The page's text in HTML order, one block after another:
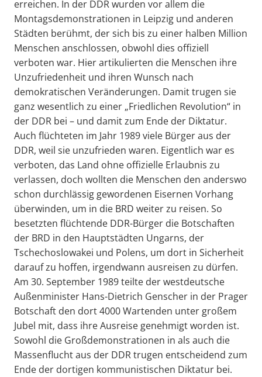
erreichen. In der DDR wurden vor allem die
Montagsdemonstrationen in Leipzig und anderen
Städten berühmt, der sich bis zu einer halben Million
Menschen anschlossen, obwohl dies offiziell
verboten war. Hier artikulierten die Menschen ihre
Unzufriedenheit und ihren Wunsch nach
demokratischen Veränderungen. Damit trugen sie
ganz wesentlich zu einer „Friedlichen Revolution“ in
der DDR bei – und damit zum Ende der Diktatur.
Auch flüchteten im Jahr 1989 viele Bürger aus der
DDR, weil sie unzufrieden waren. Eigentlich war es
verboten, das Land ohne offizielle Erlaubnis zu
verlassen, doch wollten die Menschen den anderswo
schon durchlässig gewordenen Eisernen Vorhang
überwinden, um in die BRD weiter zu reisen. So
besetzten flüchtende DDR-Bürger die Botschaften
der BRD in den Hauptstädten Ungarns, der
Tschechoslowakei und Polens, um dort in Sicherheit
darauf zu hoffen, irgendwann ausreisen zu dürfen.
Am 30. September 1989 teilte der westdeutsche
Außenminister Hans-Dietrich Genscher in der Prager
Botschaft den dort 4000 Wartenden unter großem
Jubel mit, dass ihre Ausreise genehmigt worden ist.
Sowohl die Großdemonstrationen in als auch die
Massenflucht aus der DDR trugen entscheidend zum
Ende der dortigen kommunistischen Diktatur bei.